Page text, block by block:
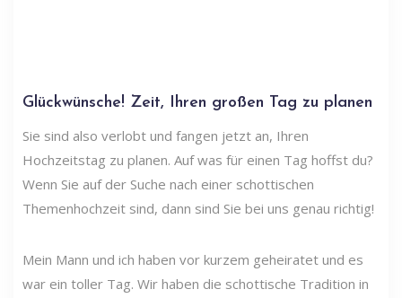
Glückwünsche! Zeit, Ihren großen Tag zu planen
Sie sind also verlobt und fangen jetzt an, Ihren
Hochzeitstag zu planen. Auf was für einen Tag hoffst du?
Wenn Sie auf der Suche nach einer schottischen
Themenhochzeit sind, dann sind Sie bei uns genau richtig!
Mein Mann und ich haben vor kurzem geheiratet und es
war ein toller Tag. Wir haben die schottische Tradition in